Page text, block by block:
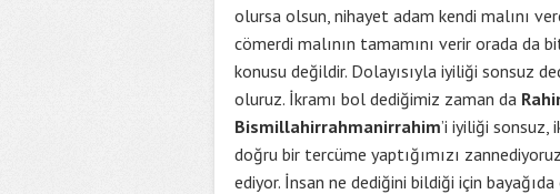
olursa olsun, nihayet adam kendi malını
cömerdi malının tamamını verir orada da
konusu değildir. Dolayısıyla iyiliği sonsuz
oluruz. İkramı bol dediğimiz zaman da
Bismillahirrahmanirrahim’i iyiliği
doğru bir tercüme yaptığımızı
ediyor. İnsan ne dediğini bildiği için